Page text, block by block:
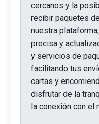
cercanos y la
recibir paquetes
nuestra
precisa y
y servicios de
facilitando tus
cartas y
disfrutar de la
la conexión con el